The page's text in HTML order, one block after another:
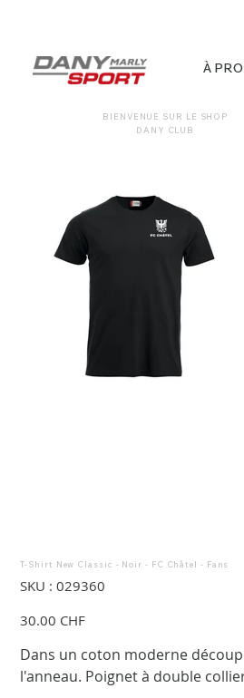
DANY CLUB
BIENVENUE SUR LE SHOP
À
T-Shirt New Classic - Noir - FC Châtel - Fans
SKU :
SKU
029360
029360
30.00 CHF
Dans un coton moderne
l'anneau. Poignet à double